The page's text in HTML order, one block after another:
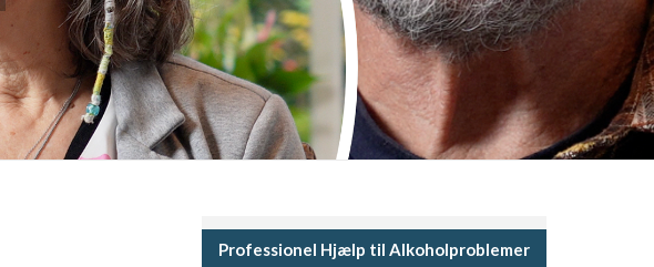
Professionel Hjælp til Alkoholproblemer